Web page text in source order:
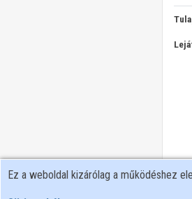
Ez a weboldal kizárólag a működéshez